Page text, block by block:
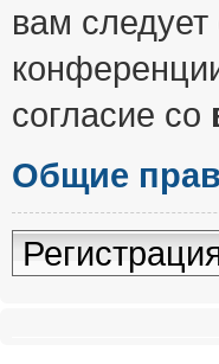
вам
согласие со
Общие